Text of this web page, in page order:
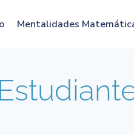
Mentalidades